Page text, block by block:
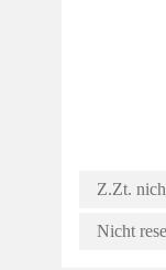
Z.Zt.
Nicht